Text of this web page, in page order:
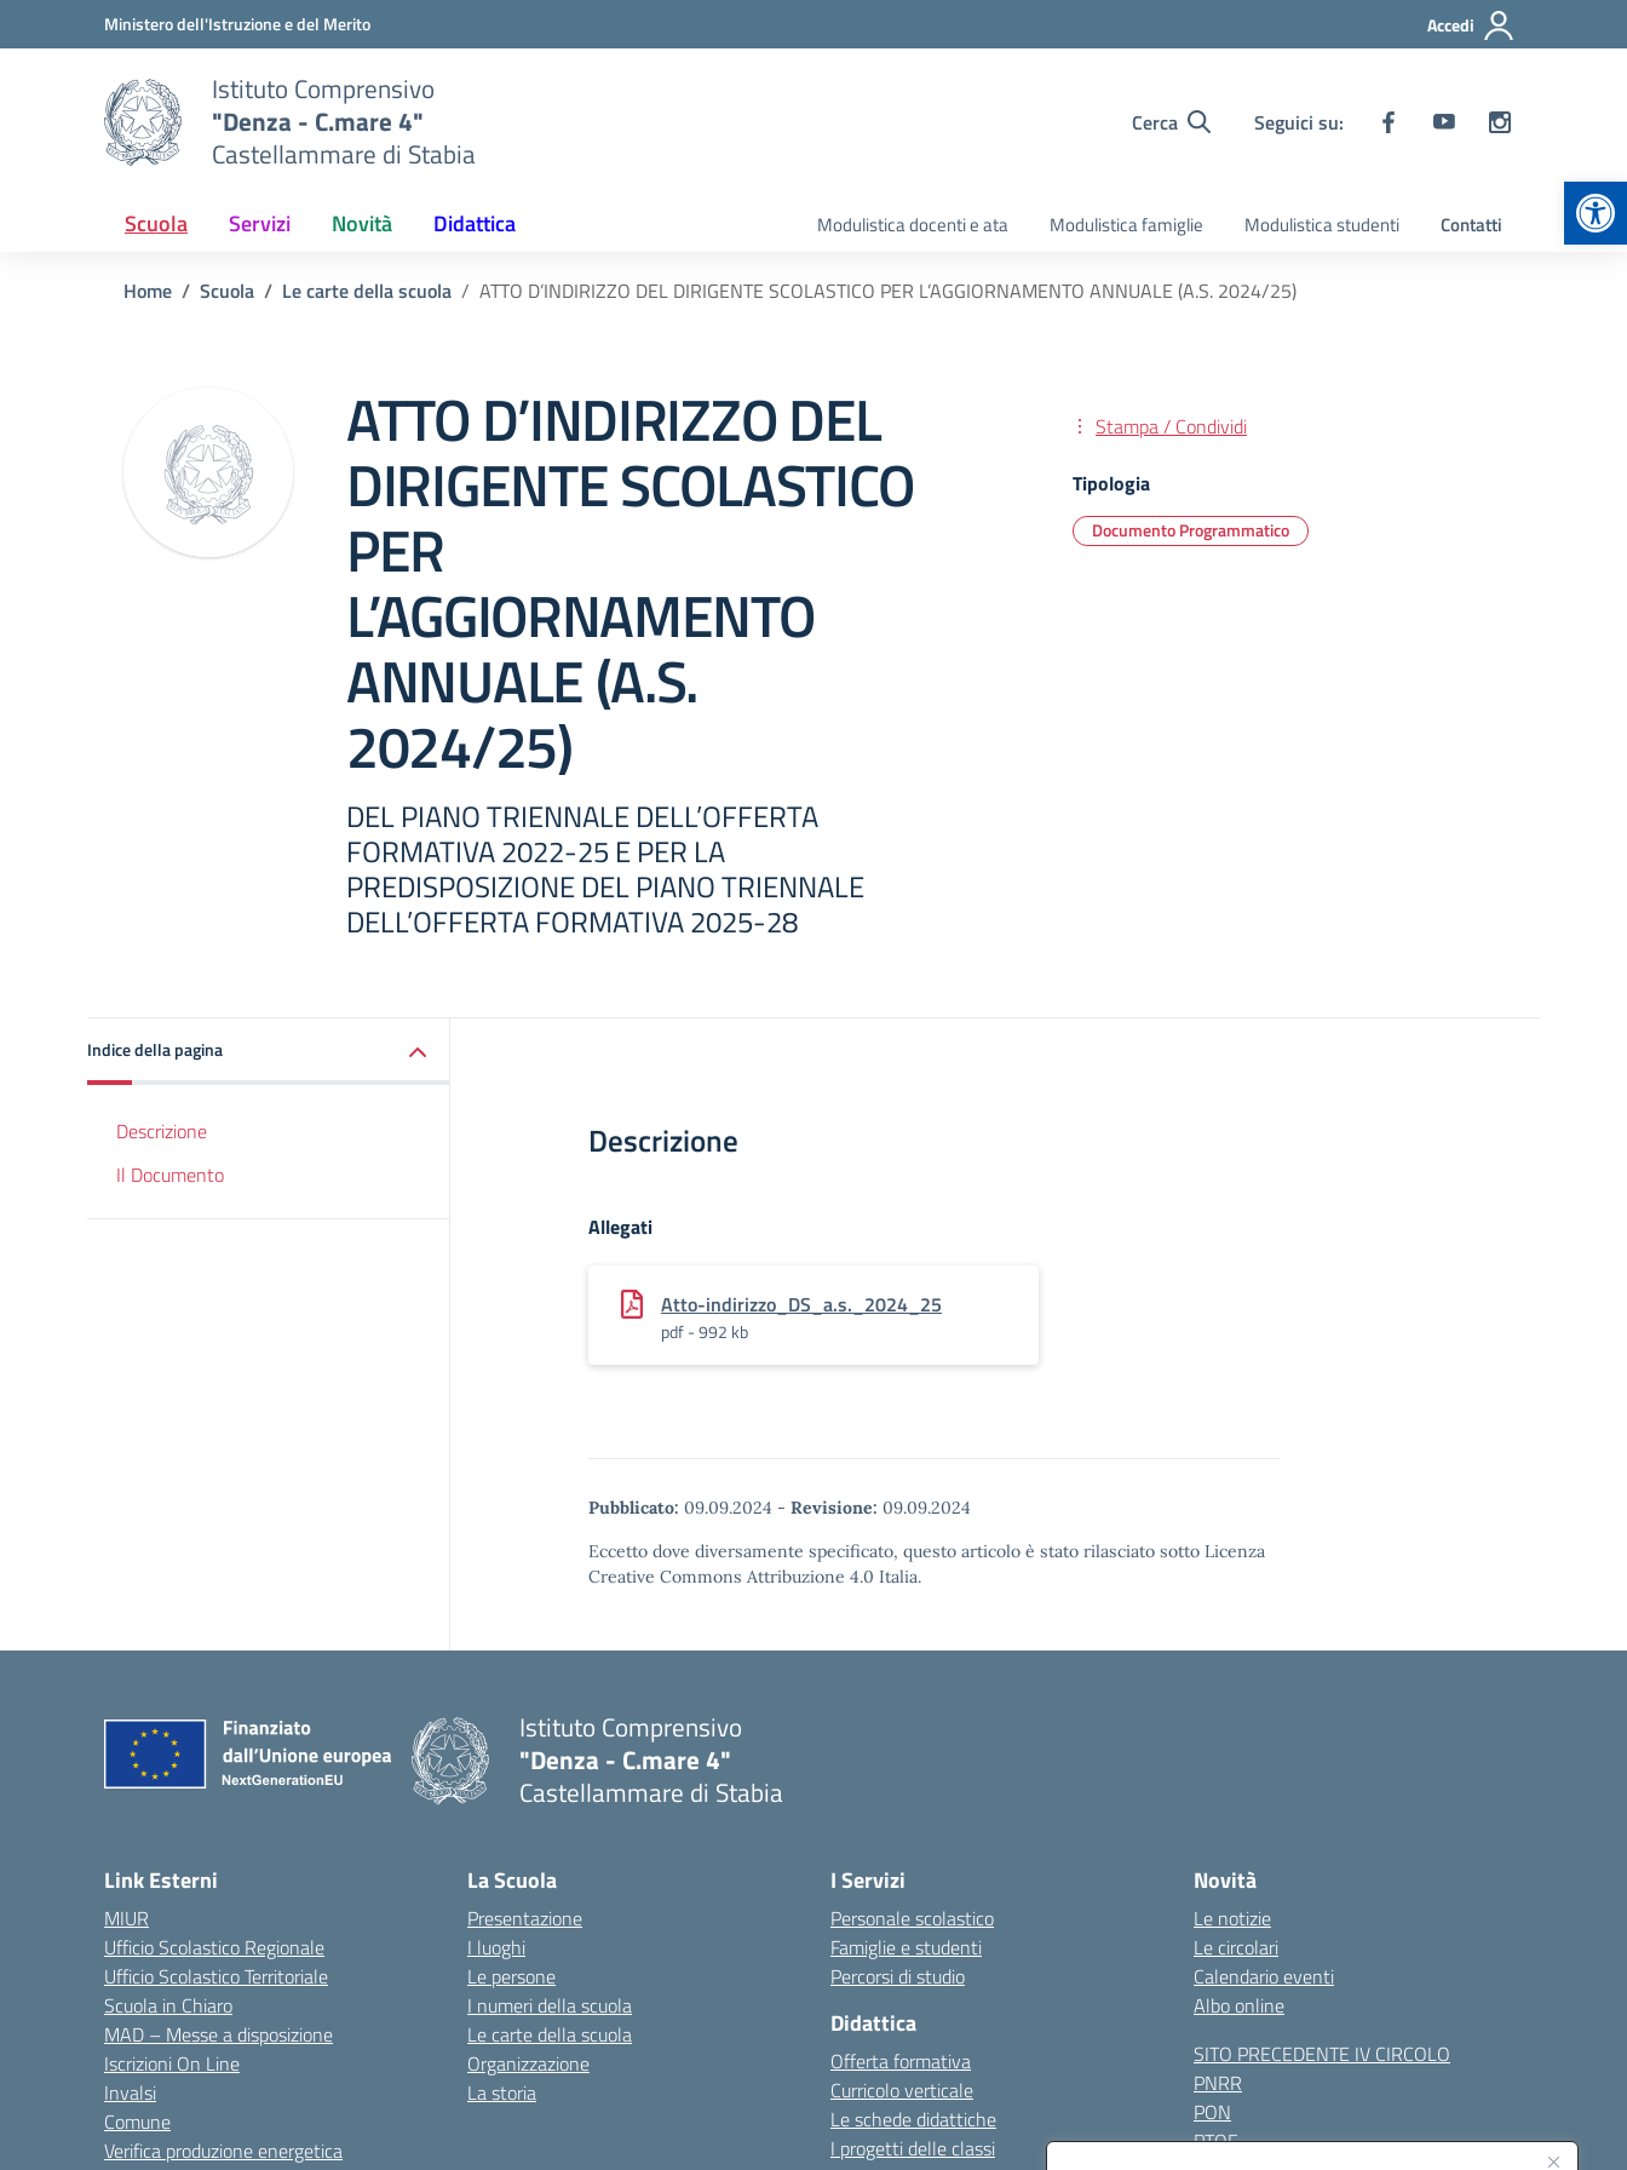
Vai ai contenuti
Vai al menu di navigazioneMinistero dell'Istruzione e del Merito Accedi
Istituto Comprensivo
"Denza - C.mare 4"
Castellammare di Stabia
Cerca Seguici su:
Scuola Servizi Novità Didattica Modulistica docenti e ata Modulistica famiglie Modulistica studenti Contatti
Home Scuola Le carte della scuola ATTO D’INDIRIZZO DEL DIRIGENTE SCOLASTICO PER L’AGGIORNAMENTO ANNUALE (A.S. 2024/25)
ATTO D’INDIRIZZO DEL
DIRIGENTE SCOLASTICO
PER
L’AGGIORNAMENTO
ANNUALE (A.S.
2024/25)
DEL PIANO TRIENNALE DELL’OFFERTA
FORMATIVA 2022-25 E PER LA
PREDISPOSIZIONE DEL PIANO TRIENNALE
DELL’OFFERTA FORMATIVA 2025-28
Stampa / Condividi
Tipologia
Documento Programmatico
Indice della pagina
Descrizione
Il Documento
Descrizione
Allegati
Atto-indirizzo_DS_a.s._2024_25
pdf - 992 kb
Pubblicato: 09.09.2024 - Revisione: 09.09.2024
Eccetto dove diversamente specificato, questo articolo è stato rilasciato sotto Licenza
Creative Commons Attribuzione 4.0 Italia.
Istituto Comprensivo
"Denza - C.mare 4"
Castellammare di Stabia
Link Esterni
MIUR
Ufficio Scolastico Regionale
Ufficio Scolastico Territoriale
Scuola in Chiaro
MAD – Messe a disposizione
Iscrizioni On Line
Invalsi
Comune
Verifica produzione energetica
La Scuola
Presentazione
I luoghi
Le persone
I numeri della scuola
Le carte della scuola
Organizzazione
La storia
I Servizi
Personale scolastico
Famiglie e studenti
Percorsi di studio
Didattica
Offerta formativa
Curricolo verticale
Le schede didattiche
I progetti delle classi
Novità
Le notizie
Le circolari
Calendario eventi
Albo online
SITO PRECEDENTE IV CIRCOLO
PNRR
PON
PTOF